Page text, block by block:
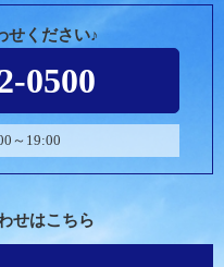
せください♪
0500
～19:00
せはこちら